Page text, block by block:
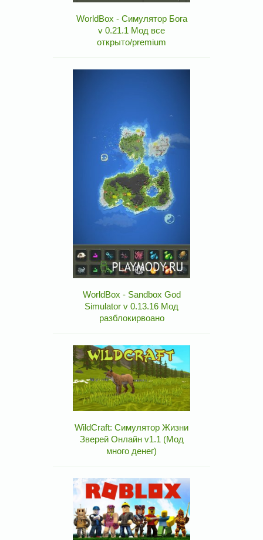
WorldBox - Симулятор Бога
v 0.21.1 Мод все
открыто/premium
WorldBox - Sandbox God
Simulator v 0.13.16 Мод
разблокирвоано
WildCraft: Симулятор Жизни
Зверей Онлайн v1.1 (Мод
много денег)